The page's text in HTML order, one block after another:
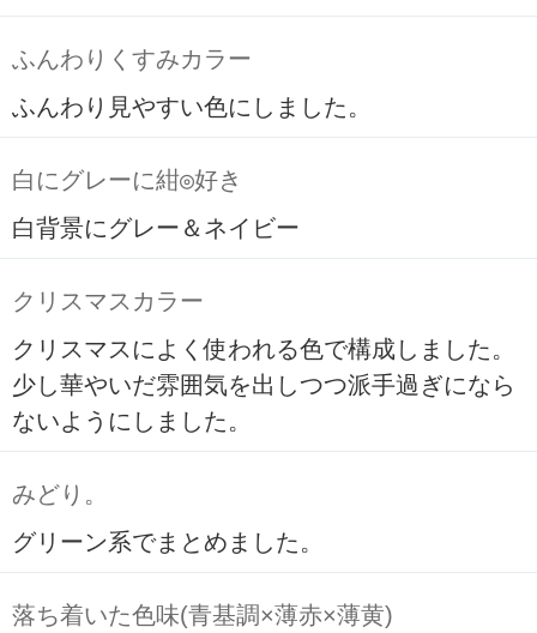
ふんわりくすみカラー
ふんわり見やすい色にしました。
白にグレーに紺◎好き
白背景にグレー＆ネイビー
クリスマスカラー
クリスマスによく使われる色で構成しました。
少し華やいだ雰囲気を出しつつ派手過ぎになら
ないようにしました。
みどり。
グリーン系でまとめました。
落ち着いた色味(青基調×薄赤×薄黄)